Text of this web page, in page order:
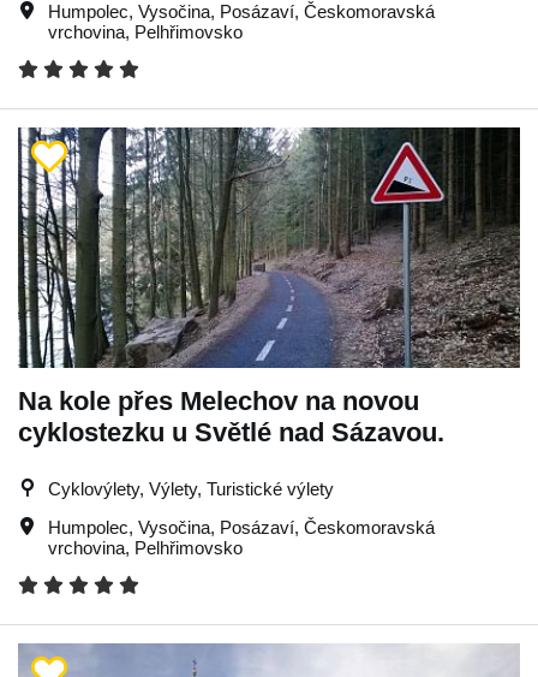
Humpolec, Vysočina, Posázaví, Českomoravská
vrchovina, Pelhřimovsko
Na kole přes Melechov na novou
cyklostezku u Světlé nad Sázavou.
Cyklovýlety, Výlety, Turistické výlety
Humpolec, Vysočina, Posázaví, Českomoravská
vrchovina, Pelhřimovsko